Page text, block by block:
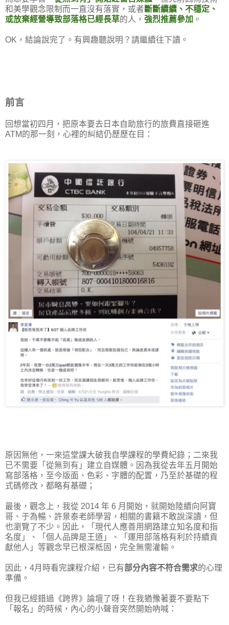
和美學觀念限制而一直沒有落實，或者斷斷續續、不穩定、
或放棄經營導致部落格已經長草的人， 強烈推薦參加 。
OK，結論說完了。有興趣聽說明？請繼續往下讀。
前言
回想當初四月，把原本要去日本自助旅行的旅費直接砸進
ATM的那一刻，心裡的糾結仍歷歷在目：
原因無他，一來這堂課大破我自學課程的學費紀錄；二來我
已不需要「從無到有」建立自媒體。因為我從去年五月開始
寫部落格，至今版面、色彩、字體的配置，乃至於基礎的程
式碼修改，都略有基礎；
最後，觀念上，我從 2014 年 6 月開始，就開始陸續向阿寶
哥、于為暢、許景泰老師學習，相關的書籍不敢說深讀，但
也瀏覽了不少。因此，「現代人應善用網路建立知名度和指
名度」、「個人品牌是王道」、「運用部落格有利於持續貢
獻他人」等觀念早已根深柢固，完全無需灌輸。
因此，4月時看完課程介紹，已有部分內容不符合需求的心理
準備。
但我已經錯過《跨界》論壇了呀！在我猶豫著要不要點下
「報名」的時候，內心的小聲音突然開始吶喊：